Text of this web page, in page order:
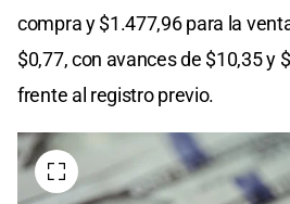
compra y $1.477,96 para la
$0,77, con avances de $10,35 y
frente al registro previo.